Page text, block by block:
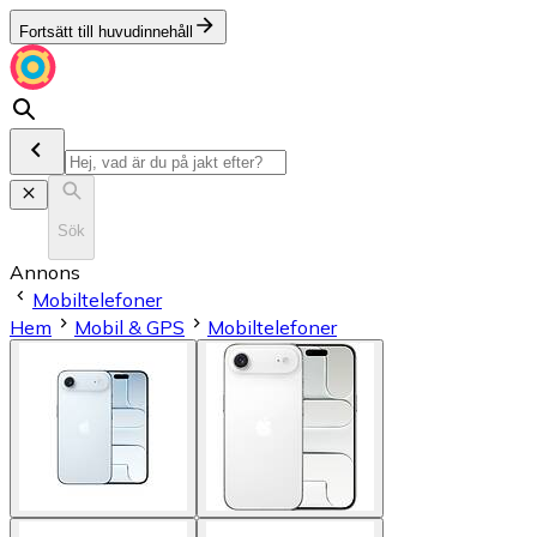
Fortsätt till huvudinnehåll
Sök
Annons
Mobiltelefoner
Hem
Mobil & GPS Mobiltelefoner